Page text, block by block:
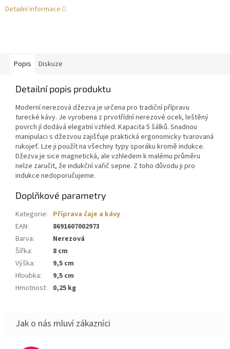
Detailní informace
Popis Diskuze
Detailní popis produktu
Moderní nerezová džezva je určena pro tradiční přípravu
turecké kávy. Je vyrobena z prvotřídní nerezové oceli, leštěný
povrch jí dodává elegatní vzhled. Kapacita 5 šálků. Snadnou
manipulaci s džezvou zajišťuje praktická ergonomicky tvarovaná
rukojeť. Lze ji použít na všechny typy sporáku kromě indukce.
Džezva je sice magnetická, ale vzhledem k malému průměru
nelze zaručit, že indukční vařič sepne. Z toho důvodu ji pro
indukce nedoporučujeme.
Doplňkové parametry
Kategorie: Příprava čaje a kávy
EAN:
8691607002973
Barva:
Nerezová
Šířka:
8 cm
Výška:
9,5 cm
Hloubka:
9,5 cm
Hmotnost: 0,25 kg